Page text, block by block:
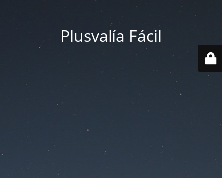
Plusvalía Fácil